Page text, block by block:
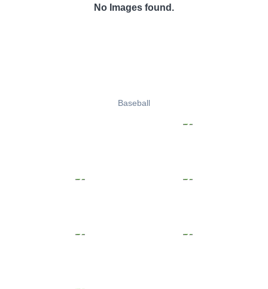
No Images found.
Baseball